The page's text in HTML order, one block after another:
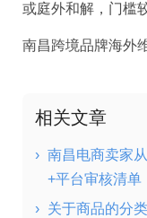
或庭外和解，门槛
南昌跨境品牌海外
相关文章
› 南昌电商卖家
+平台审核清单
› 关于商品的分